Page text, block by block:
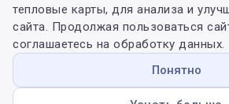
тепловые карты, для анализа и
сайта. Продолжая пользоваться
соглашаетесь на обработку данных.
Понятно